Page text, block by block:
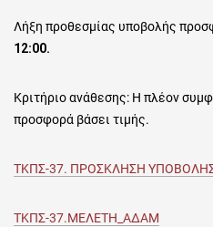
Λήξη προθεσμίας υποβολής
12:00.
Κριτήριο ανάθεσης: Η πλέον
προσφορά βάσει τιμής.
ΤΚΠΣ-37. ΠΡΟΣΚΛΗΣΗ
ΤΚΠΣ-37.ΜΕΛΕΤΗ_ΑΔΑΜ